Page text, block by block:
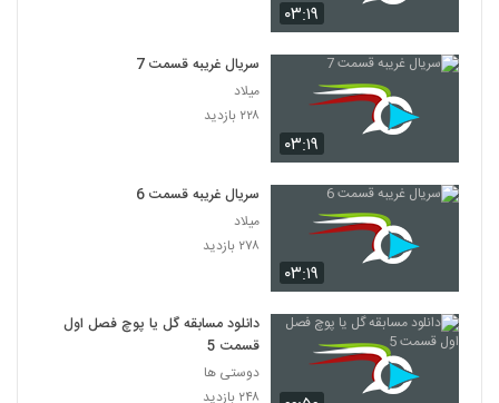
۰۳:۱۹
۰۳:۱۹
سریال غریبه قسمت 7
میلاد
۲۲۸ بازدید
۰۳:۱۹
سریال غریبه قسمت 6
میلاد
۲۷۸ بازدید
دانلود مسابقه گل یا پوچ فصل اول
قسمت 5
دوستی ها
۲۴۸ بازدید